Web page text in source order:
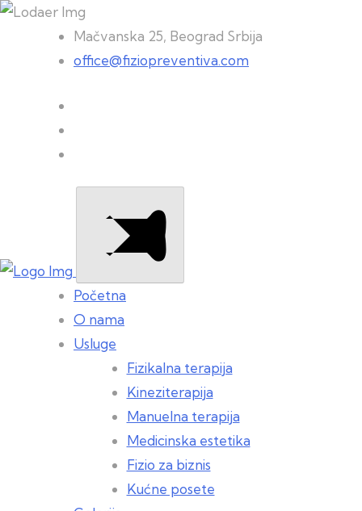
Mačvanska 25, Beograd Srbija
office@fiziopreventiva.com
Početna
O nama
Usluge
Fizikalna terapija
Kineziterapija
Manuelna terapija
Medicinska estetika
Fizio za biznis
Kućne posete